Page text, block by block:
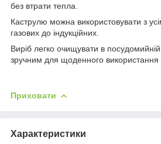
без втрати тепла.
Каструлю можна використовувати з
газових до індукційних.
Виріб легко очищувати в
зручним для щоденного використання
Приховати
Характеристики